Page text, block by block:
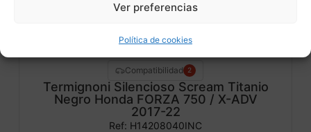
Ver preferencias
Política de cookies
Compatibilidad 2
Termignoni Silencioso Scream Titanio
Negro Honda FORZA 750 / X-ADV
2017-22
Ref: H14208040INC